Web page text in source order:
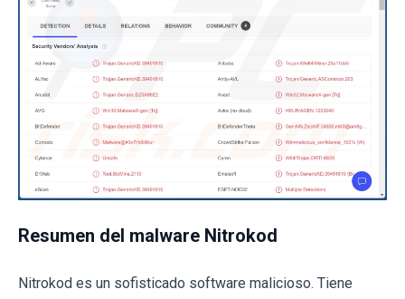
Resumen del malware Nitrokod
Nitrokod es un sofisticado software malicioso. Tiene